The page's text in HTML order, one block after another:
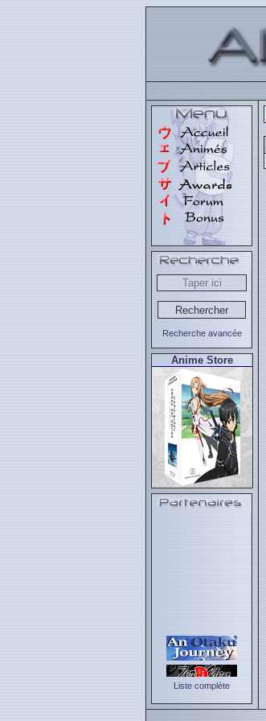
Recherche avancée
Anime Store
Liste complète